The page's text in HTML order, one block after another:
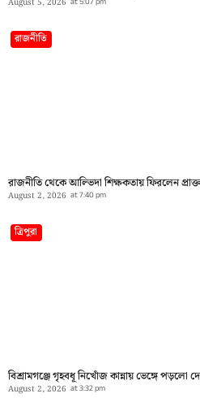
রাজনীতি
রাজনীতি থেকে আল্ভিদা শিক্ষকতায় ফিরলেন
August 2, 2026 at7:40 pm
ত্রিপুরা
বিশ্রামগঞ্জে গৃহবধূ নিখোঁজ কান্নায় ভেঙ্গে পড়লো
August 2, 2026 at3:32 pm